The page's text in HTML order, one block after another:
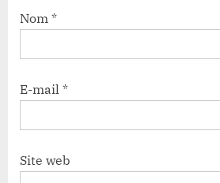
Nom *
E-mail *
Site web